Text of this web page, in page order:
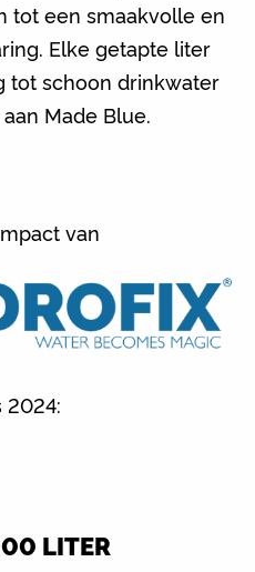
tot een smaakvolle en
Elke getapte liter
tot schoon drinkwater
Made Blue.
van
2024:
LITER